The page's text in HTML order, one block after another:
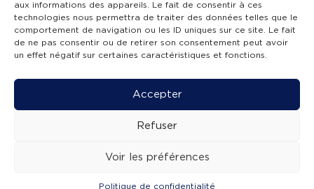
aux informations des appareils. Le fait de consentir à ces
technologies nous permettra de traiter des données telles que le
comportement de navigation ou les ID uniques sur ce site. Le fait
de ne pas consentir ou de retirer son consentement peut avoir
un effet négatif sur certaines caractéristiques et fonctions.
Accepter
Refuser
Voir les préférences
Politique de confidentialité
ÉMISSIONS AGENDA
SUIVEZ-NOUS !
Mentions légales -Accessibilité